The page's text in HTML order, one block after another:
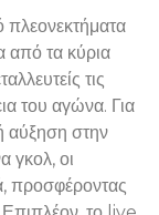
πλεονεκτήματα
από τα κύρια
τις
του αγώνα. Για
αύξηση στην
γκολ, οι
προσφέροντας